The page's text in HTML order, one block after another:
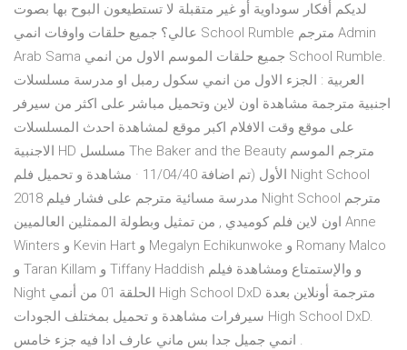
لديكم أفكار سوداوية أو غير متقبلة لا تستطيعون البوح بها بصوت
عالي؟ جميع حلقات واوفات انمي School Rumble مترجم Admin
Arab Sama جميع حلقات الموسم الاول من انمي School Rumble.
العربية : الجزء الاول من انمي سكول رمبل او مدرسة مسلسلات
اجنبية مترجمة مشاهدة اون لاين وتحميل مباشر على اكثر من سيرفر
على موقع وقت الافلام اكبر موقع لمشاهدة احدث المسلسلات
الاجنبية HD مسلسل The Baker and the Beauty مترجم الموسم
الأول (تم اضافة 11/04/40 · مشاهدة و تحميل فلم Night School
2018 مدرسة مسائية مترجم على فشار فيلم Night School مترجم
اون لاين فلم كوميدي , من تمثيل وبطولة الممثلين العالميين Anne
Winters و Kevin Hart و Megalyn Echikunwoke و Romany Malco
و Taran Killam و Tiffany Haddish و والإستمتاع ومشاهدة فيلم
Night الحلقة 01 من أنمي High School DxD مترجمة أونلاين بعدة
سيرفرات مشاهدة و تحميل بمختلف الجودات High School DxD.
انمي جميل جدا بس ماني عارف ادا فيه جزء خامس .